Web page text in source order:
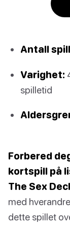
Antall
Varighet:
spilletid
Forbered
kortspill på
The Sex
med
dette spillet